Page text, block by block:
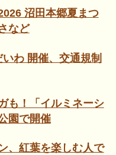
沼田本郷夏まつ
など
わ 開催、交通規制
も！「イルミネーシ
園で開催
、紅葉を楽しむ人で